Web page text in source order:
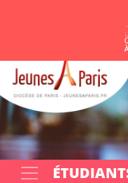
Votre recherche
Panneau de gestion des